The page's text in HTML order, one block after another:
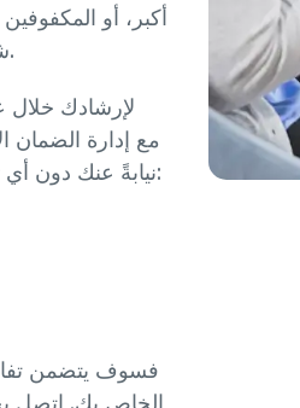
أكبر، أو
شهرية لشراء الأساسيات، مثل الطعام، والملابس والمأوى.
(Social Security Administration, SSA) نيابةً عنك دون أي تكلفة ويمكنها: